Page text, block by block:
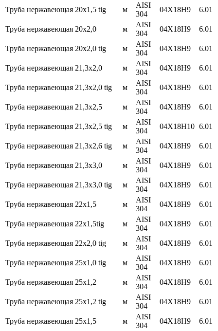
Труба нержавеющая 20х1,5 tig м
AISI
304
04Х18Н9 6.01
Труба нержавеющая 20х2,0 м
AISI
304
04Х18Н9 6.01
Труба нержавеющая 20х2,0 tig м
AISI
304
04Х18Н9 6.01
Труба нержавеющая 21,3х2,0 м
AISI
304
04Х18Н9 6.01
Труба нержавеющая 21,3х2,0 tig м
AISI
304
04Х18Н9 6.01
Труба нержавеющая 21,3х2,5 м
AISI
304
04Х18Н9 6.01
Труба нержавеющая 21,3х2,5 tig м
AISI
304
04Х18Н10 6.01
Труба нержавеющая 21,3х2,6 tig м
AISI
304
04Х18Н9 6.01
Труба нержавеющая 21,3х3,0 м
AISI
304
04Х18Н9 6.01
Труба нержавеющая 21,3х3,0 tig м
AISI
304
04Х18Н9 6.01
Труба нержавеющая 22х1,5 м
AISI
304
04Х18Н9 6.01
Труба нержавеющая 22х1,5tig м
AISI
304
04Х18Н9 6.01
Труба нержавеющая 22х2,0 tig м
AISI
304
04Х18Н9 6.01
Труба нержавеющая 25х1,0 tig м
AISI
304
04Х18Н9 6.01
Труба нержавеющая 25х1,2 м
AISI
304
04Х18Н9 6.01
Труба нержавеющая 25х1,2 tig м
AISI
304
04Х18Н9 6.01
Труба нержавеющая 25х1,5 м
AISI
304
04Х18Н9 6.01